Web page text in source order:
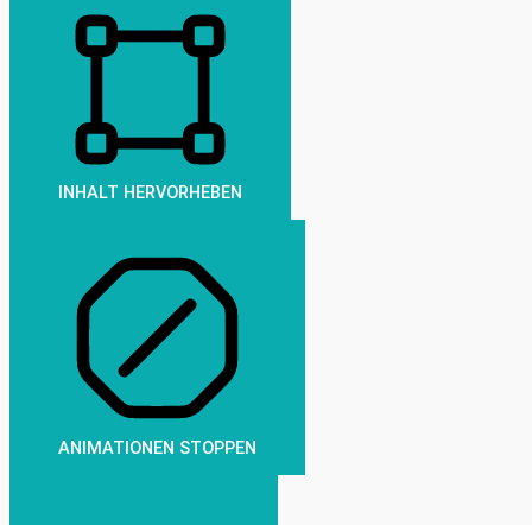
INHALT HERVORHEBEN
ANIMATIONEN STOPPEN